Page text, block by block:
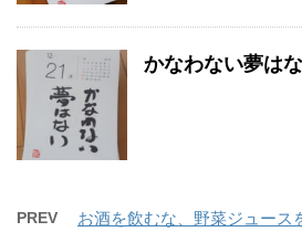
かなわない夢はな
PREV お酒を飲むな、野菜ジュース